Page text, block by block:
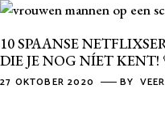
10 SPAANSE
DIE JE NOG NÍET KENT!
27 OKTOBER 2020 BY